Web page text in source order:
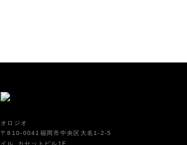
オロジオ
〒810-0041福岡市中央区大名1-2-5
イル カセットビル1F